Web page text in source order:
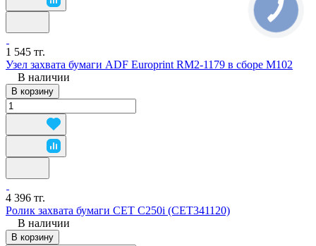
1 545 тг.
Узел захвата бумаги ADF Europrint RM2-1179 в сборе M102
В наличии
В корзину
4 396 тг.
Ролик захвата бумаги CET C250i (CET341120)
В наличии
В корзину